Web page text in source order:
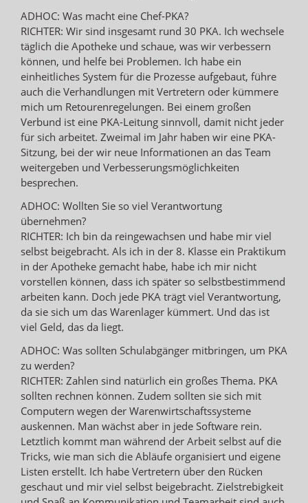
ADHOC: Was macht eine Chef-PKA?
RICHTER: Wir sind insgesamt rund 30 PKA. Ich wechsele
täglich die Apotheke und schaue, was wir verbessern
können, und helfe bei Problemen. Ich habe ein
einheitliches System für die Prozesse aufgebaut, führe
auch die Verhandlungen mit Vertretern oder kümmere
mich um Retourenregelungen. Bei einem großen
Verbund ist eine PKA-Leitung sinnvoll, damit nicht jeder
für sich arbeitet. Zweimal im Jahr haben wir eine PKA-
Sitzung, bei der wir neue Informationen an das Team
weitergeben und Verbesserungsmöglichkeiten
besprechen.
ADHOC: Wollten Sie so viel Verantwortung
übernehmen?
RICHTER: Ich bin da reingewachsen und habe mir viel
selbst beigebracht. Als ich in der 8. Klasse ein Praktikum
in der Apotheke gemacht habe, habe ich mir nicht
vorstellen können, dass ich später so selbstbestimmend
arbeiten kann. Doch jede PKA trägt viel Verantwortung,
da sie sich um das Warenlager kümmert. Und das ist
viel Geld, das da liegt.
ADHOC: Was sollten Schulabgänger mitbringen, um PKA
zu werden?
RICHTER: Zahlen sind natürlich ein großes Thema. PKA
sollten rechnen können. Zudem sollten sie sich mit
Computern wegen der Warenwirtschaftssysteme
auskennen. Man wächst aber in jede Software rein.
Letztlich kommt man während der Arbeit selbst auf die
Tricks, wie man sich die Abläufe organisiert und eigene
Listen erstellt. Ich habe Vertretern über den Rücken
geschaut und mir viel selbst beigebracht. Zielstrebigkeit